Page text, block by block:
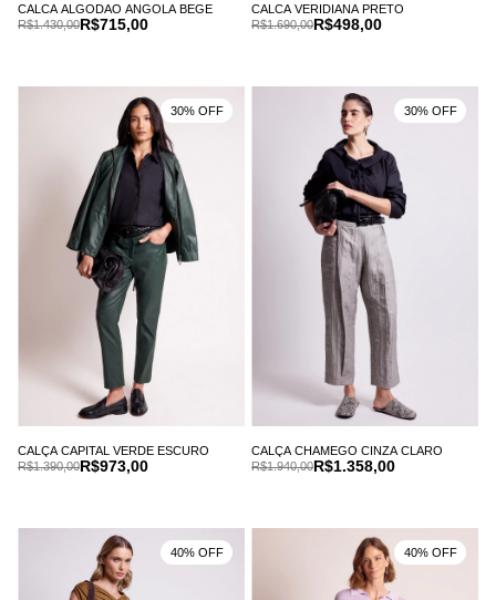
CALCA ALGODAO ANGOLA BEGE
R$715,00
R$1.430,00
CALCA VERIDIANA PRETO
R$498,00
R$1.690,00
CALÇA CAPITAL VERDE ESCURO
R$973,00
R$1.390,00
30% OFF
CALÇA CHAMEGO CINZA CLARO
R$1.358,00
R$1.940,00
30% OFF
40% OFF 40% OFF